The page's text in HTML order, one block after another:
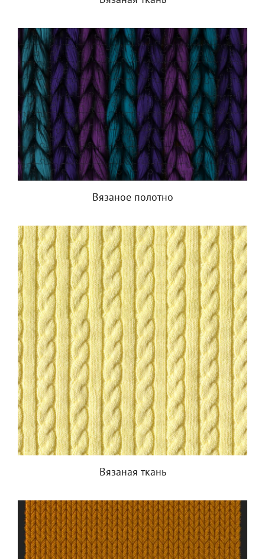
Вязаное полотно
Вязаная ткань